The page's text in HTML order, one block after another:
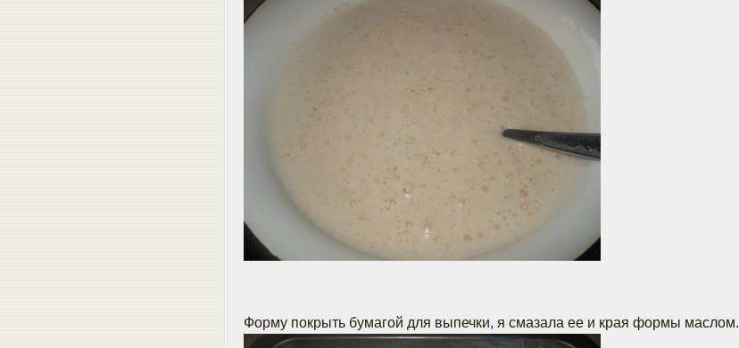
Форму покрыть бумагой для выпечки, я смазала ее и края формы маслом.